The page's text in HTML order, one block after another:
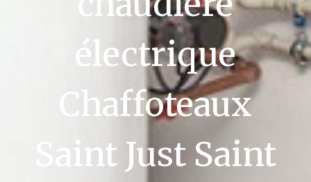
électrique
Chaffoteaux
Saint Just Saint